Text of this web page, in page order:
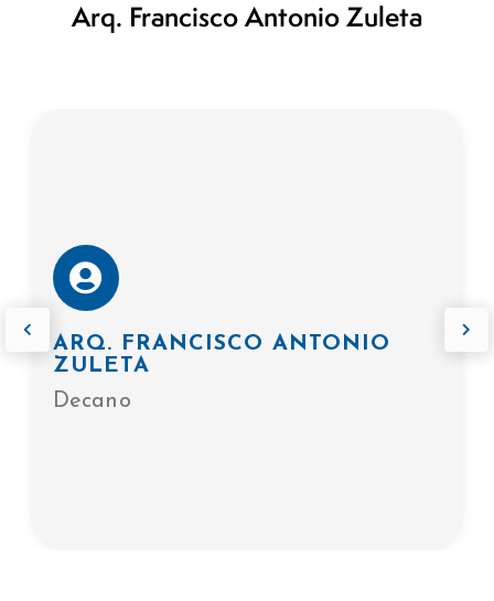
Arq. Francisco Antonio Zuleta
ARQ. FRANCISCO ANTONIO
ZULETA
Decano